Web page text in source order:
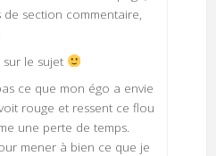
de section commentaire,
le sujet
ce que mon égo a envie
rouge et ressent ce flou
une perte de temps.
mener à bien ce que je